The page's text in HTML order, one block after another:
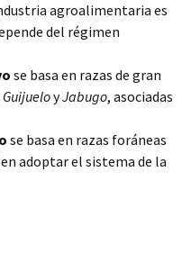
agroalimentaria es
del régimen
se basa en razas de gran
GuijueloyJabugo, asociadas
se basa en razas foráneas
adoptar el sistema de la